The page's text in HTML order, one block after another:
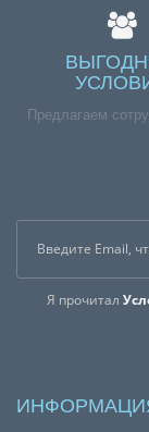
Предлагаем
Я прочитал